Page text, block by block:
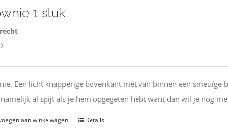
1 stuk
Een licht knapperige bovenkant met van binnen een smeuïge
al spijt als je hem opgegeten hebt want dan wil je nog
aan winkelwagen Details